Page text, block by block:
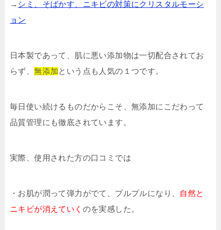
→ シミ、そばかす、ニキビの対策にクリスタルモーシ
ョン
日本製であって、肌に悪い添加物は一切配合されてお
らず、無添加という点も人気の１つです。
毎日使い続けるものだからこそ、無添加にこだわって
品質管理にも徹底されています。
実際、使用された方の口コミでは
・お肌が潤って弾力がでて、プルプルになり、 自然と
ニキビが消えていく のを実感した。